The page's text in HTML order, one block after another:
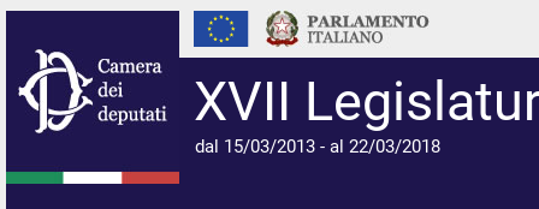
XVII
dal 15/03/2013 - al 22/03/2018